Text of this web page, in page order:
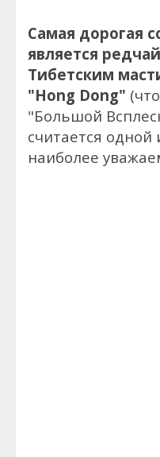
Самая дорогая
является
Тибетским
"Hong Dong"
"Большой
считается
наиболее